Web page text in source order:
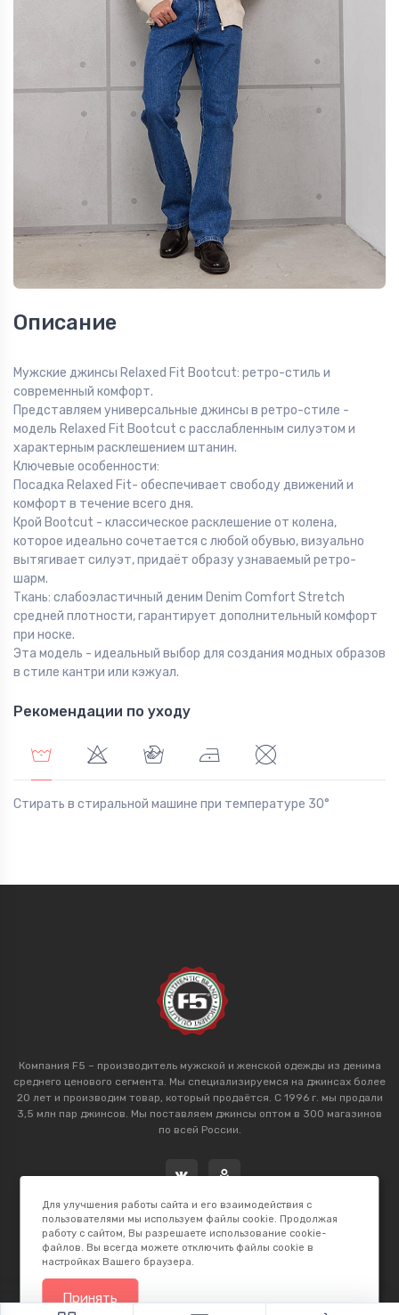
Описание
Мужские джинсы Relaxed Fit Bootcut: ретро-стиль и
современный комфорт.
Представляем универсальные джинсы в ретро-стиле -
модель Relaxed Fit Bootcut с расслабленным силуэтом и
характерным расклешением штанин.
Ключевые особенности:
Посадка Relaxed Fit- обеспечивает свободу движений и
комфорт в течение всего дня.
Крой Bootcut - классическое расклешение от колена,
которое идеально сочетается с любой обувью, визуально
вытягивает силуэт, придаёт образу узнаваемый ретро-
шарм.
Ткань: слабоэластичный деним Denim Comfort Stretch
средней плотности, гарантирует дополнительный комфорт
при носке.
Эта модель - идеальный выбор для создания модных образов
в стиле кантри или кэжуал.
Рекомендации по уходу
Стирать в стиральной машине при температуре 30°
Компания F5 – производитель мужской и женской одежды из денима
среднего ценового сегмента. Мы специализируемся на джинсах более
20 лет и производим товар, который продаётся. С 1996 г. мы продали
3,5 млн пар джинсов. Мы поставляем джинсы оптом в 300 магазинов
по всей России.
Для улучшения работы сайта и его взаимодействия с
пользователями мы используем файлы cookie. Продолжая
работу с сайтом, Вы разрешаете использование cookie-
файлов. Вы всегда можете отключить файлы cookie в
настройках Вашего браузера.
Принять